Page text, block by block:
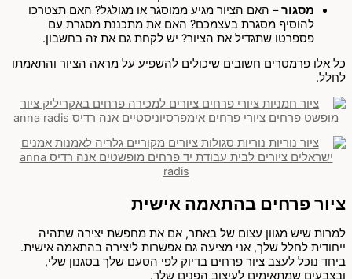
מסגור– האם הציור מגיע ממוסגר או מגולגל? האם תצטרכו
להוסיף מסגרת בעצמכם? האם את מתכננת מסגרת עם
פספרטו שתגדיל את הציור? יש לקחת גם את זה בחשבון.
כל אלו פרמטרים חשובים שיכולים להשפיע על מראה הציור והתאמתו
לחלל.
ציור פרחים בהתאמה אישית
למרות שיש מגוון עצום של באתר, אם את מחפשת יצירה שתהיה
ייחודית לחלל שלך, אני מציעה גם אפשרות ליצירה בהתאמה אישית.
ביחד נוכל לעצב ציור פרחים בדיוק לפי הטעם שלך בסגנון שלי,
ובצבעים שמתאימים לעיצוב הפנים שלך.